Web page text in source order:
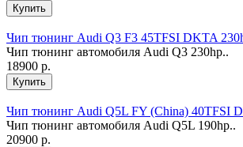
Чип тюнинг Audi Q3 F3 45TFSI DKTA
Чип тюнинг автомобиля Audi Q3 230hp..
18900 р.
Чип тюнинг Audi Q5L FY (China) 40TFSI
Чип тюнинг автомобиля Audi Q5L 190hp..
20900 р.